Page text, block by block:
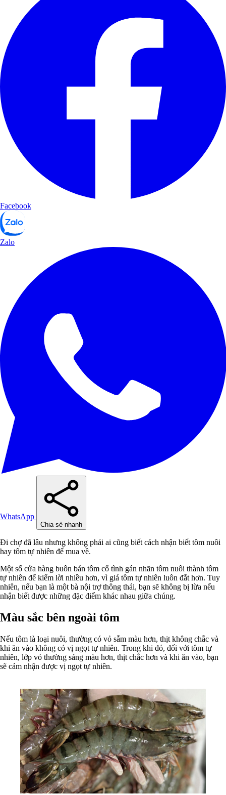
Facebook
Zalo
WhatsApp
Chia sẻ nhanh
Đi chợ đã lâu nhưng không phải ai cũng biết cách nhận biết tôm nuôi
hay tôm tự nhiên để mua về.
Một số cửa hàng buôn bán tôm cố tình gán nhãn tôm nuôi thành tôm
tự nhiên để kiếm lời nhiều hơn, vì giá tôm tự nhiên luôn đắt hơn. Tuy
nhiên, nếu bạn là một bà nội trợ thông thái, bạn sẽ không bị lừa nếu
nhận biết được những đặc điểm khác nhau giữa chúng.
Màu sắc bên ngoài tôm
Nếu tôm là loại nuôi, thường có vỏ sẫm màu hơn, thịt không chắc và
khi ăn vào không có vị ngọt tự nhiên. Trong khi đó, đối với tôm tự
nhiên, lớp vỏ thường sáng màu hơn, thịt chắc hơn và khi ăn vào, bạn
sẽ cảm nhận được vị ngọt tự nhiên.